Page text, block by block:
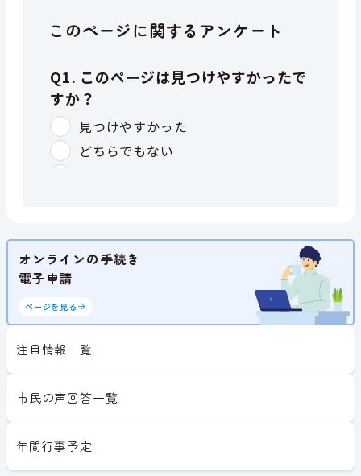
このページに関するアンケート
オンラインの手続き
電子申請
ページを見る
注目情報一覧
市民の声回答一覧
年間行事予定